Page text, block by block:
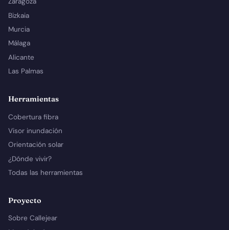
Bizkaia
Murcia
Málaga
Alicante
Las Palmas
Herramientas
Cobertura fibra
Visor inundación
Orientación solar
¿Dónde vivir?
Todas las herramientas
Proyecto
Sobre Callejear